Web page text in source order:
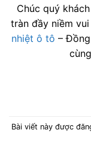
Chúc quý
tràn đầy niềm
nhiệt ô tô –
Bài viết này được